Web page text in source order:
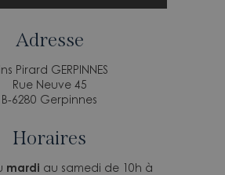
Adresse
Pirard GERPINNES
Rue Neuve 45
B-6280 Gerpinnes
Horaires
mardi au samedi de 10h à